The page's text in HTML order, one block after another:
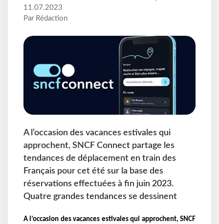
11.07.2023
Par Rédaction
A l’occasion des vacances estivales qui
approchent, SNCF Connect partage les
tendances de déplacement en train des
Français pour cet été sur la base des
réservations effectuées à fin juin 2023.
Quatre grandes tendances se dessinent
A l’occasion des vacances estivales qui approchent, SNCF